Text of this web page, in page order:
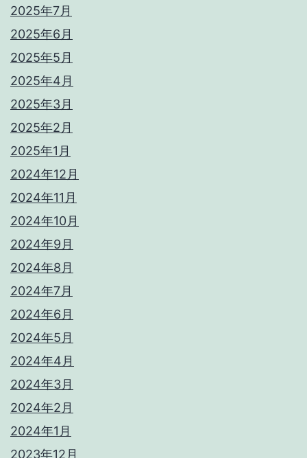
2025年7月
2025年6月
2025年5月
2025年4月
2025年3月
2025年2月
2025年1月
2024年12月
2024年11月
2024年10月
2024年9月
2024年8月
2024年7月
2024年6月
2024年5月
2024年4月
2024年3月
2024年2月
2024年1月
2023年12月